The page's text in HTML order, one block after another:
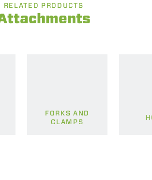
RELATED PRODUCTS
FORKS AND
CLAMPS